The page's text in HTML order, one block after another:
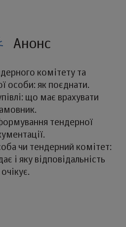
Анонс
комітету та
особи: як поєднати.
що має врахувати
тендерної
чи тендерний комітет:
і яку відповідальність
очікує.